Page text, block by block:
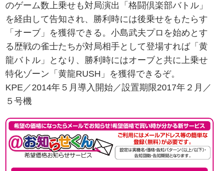
のゲーム数上乗せも対局演出「格闘倶楽部バトル」
を経由して告知され、勝利時には後乗せをもたらす
「オーブ」を獲得できる。小島武夫プロを始めとす
る歴戦の雀士たちが対局相手として登場すれば「黄
龍バトル」となり、勝利時にはオーブと共に上乗せ
特化ゾーン「黄龍RUSH」を獲得できるぞ。
KPE／2014年５月導入開始／設置期限2017年２月／
５号機